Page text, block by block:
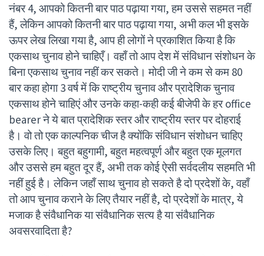
नंबर 4, आपको कितनी बार पाठ पढ़ाया गया, हम उससे सहमत नहीं
हैं, लेकिन आपको कितनी बार पाठ पढ़ाया गया, अभी कल भी इसके
ऊपर लेख लिखा गया है, आप ही लोगों ने प्रकाशित किया है कि
एकसाथ चुनाव होने चाहिएँ। वहाँ तो आप देश में संविधान संशोधन के
बिना एकसाथ चुनाव नहीं कर सकते। मोदी जी ने कम से कम 80
बार कहा होगा 3 वर्ष में कि राष्ट्रीय चुनाव और प्रादेशिक चुनाव
एकसाथ होने चाहिएं और उनके कहा-कही कई बीजेपी के हर office
bearer ने ये बात प्रादेशिक स्तर और राष्ट्रीय स्तर पर दोहराई
है। वो तो एक काल्पनिक चीज है क्योंकि संविधान संशोधन चाहिए
उसके लिए। बहुत बहुगामी, बहुत महत्वपूर्ण और बहुत एक मूलगत
और उससे हम बहुत दूर हैं, अभी तक कोई ऐसी सर्वदलीय सहमति भी
नहीं हुई है। लेकिन जहाँ साथ चुनाव हो सकते है दो प्रदेशों के, वहाँ
तो आप चुनाव कराने के लिए तैयार नहीं है, दो प्रदेशों के मात्र, ये
मजाक है संवैधानिक या संवैधानिक सत्य है या संवैधानिक
अवसरवादिता है?